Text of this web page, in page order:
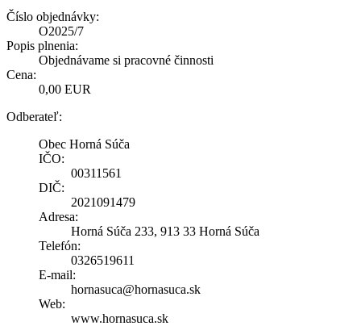
Číslo objednávky:
O2025/7
Popis plnenia:
Objednávame si pracovné činnosti
Cena:
0,00 EUR
Odberateľ:
Obec Horná Súča
IČO:
00311561
DIČ:
2021091479
Adresa:
Horná Súča 233, 913 33 Horná Súča
Telefón:
0326519611
E-mail:
hornasuca@hornasuca.sk
Web:
www.hornasuca.sk